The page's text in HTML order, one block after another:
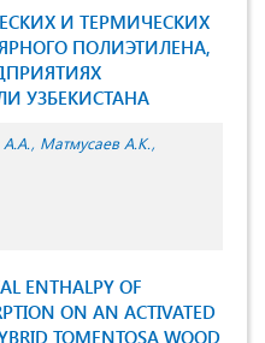
И ТЕРМИЧЕСКИХ
ПОЛИЭТИЛЕНА,
УЗБЕКИСТАНА
Матмусаев А.К.
ENTHALPY OF
ON AN ACTIVATED
TOMENTOSA WOOD